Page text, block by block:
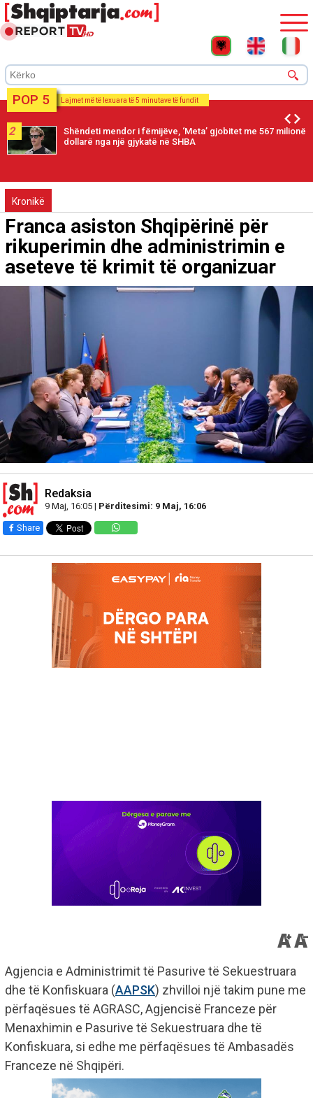
POP 5 Lajmet më të lexuara të 5 minutave të fundit
2
Shëndeti mendor i fëmijëve, ‘Meta’ gjobitet me 567 milionë
dollarë nga një gjykatë në SHBA
Kronikë
Franca asiston Shqipërinë për
rikuperimin dhe administrimin e
aseteve të krimit të organizuar
Redaksia
9 Maj, 16:05 | Përditesimi: 9 Maj, 16:06
Share
Agjencia e Administrimit të Pasurive të Sekuestruara
dhe të Konfiskuara (AAPSK) zhvilloi një takim pune me
përfaqësues të AGRASC, Agjencisë Franceze për
Menaxhimin e Pasurive të Sekuestruara dhe të
Konfiskuara, si edhe me përfaqësues të Ambasadës
Franceze në Shqipëri.